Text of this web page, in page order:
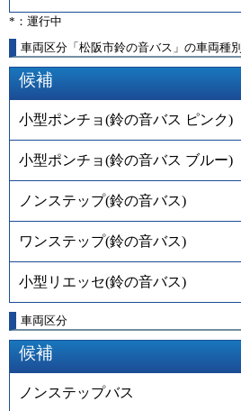
*：運行中
車両区分「松阪市鈴の音バス」の車両種別
候補
小型ポンチョ(鈴の音バス ピンク)
小型ポンチョ(鈴の音バス ブルー)
ノンステップ(鈴の音バス)
ワンステップ(鈴の音バス)
小型リエッセ(鈴の音バス)
車両区分
候補
ノンステップバス